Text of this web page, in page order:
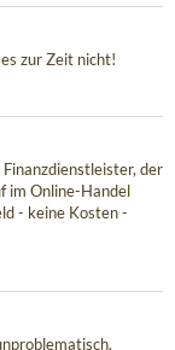
zur Zeit nicht!
der
im Online-Handel
- keine Kosten -